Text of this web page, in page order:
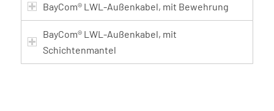
BayCom® LWL-Außenkabel, mit Bewehrung
BayCom® LWL-Außenkabel, mit
Schichtenmantel